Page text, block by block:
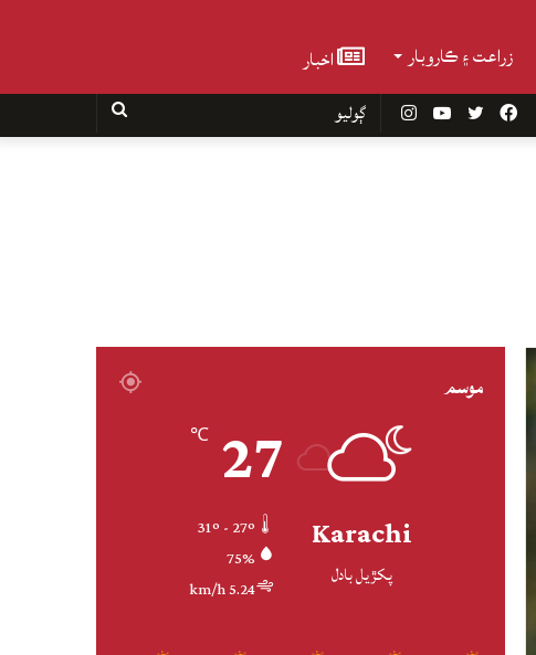
زراعت ۽ ڪاروبار اخبار
InstagramYouTube Twitter
Facebook
موسم
Karachi
پکڙيل بادل
27
℃
75%
5.24 km/h